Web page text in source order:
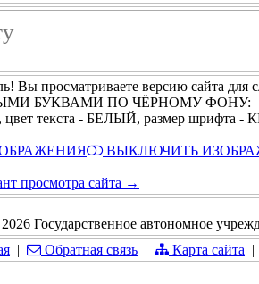
Вы просматриваете версию сайта для
БУКВАМИ ПО ЧЁРНОМУ ФОНУ:
текста - БЕЛЫЙ, размер шрифта
ВЫКЛЮЧИТЬ
просмотра сайта →
Государственное автономное
| Обратная связь | Карта сайта